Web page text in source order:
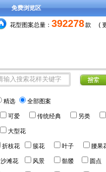
免费浏览区
15元
精选 全部图案
可爱 传统经典 另类
大型花
折枝花 簇花 叶子 腰果
沙滩花 风景 骷髅 圆点